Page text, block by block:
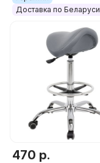
Доставка по Беларуси
470 р.